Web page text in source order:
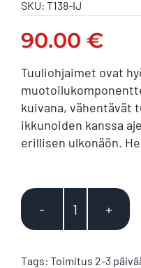
SKU: T138-IJ
90.00 €
Tuuliohjaimet ovat
kuivana, vähentävät
ikkunoiden kanssa
erillisen ulkonäön.
Toyota
Double
Tags: Toimitus 2-3